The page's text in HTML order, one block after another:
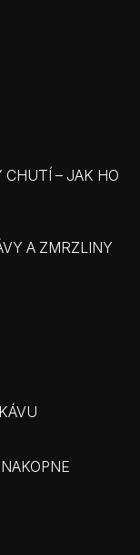
CHUTÍ – JAK HO
A ZMRZLINY